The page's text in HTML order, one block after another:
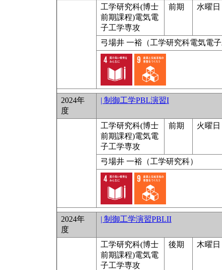
工学研究科(博士
前期課程)電気電
子工学専攻
前期 水曜日
弓場井 一裕（工学研究科電気電
2024年
度
| 制御工学PBL演習I
工学研究科(博士
前期課程)電気電
子工学専攻
前期 火曜日
弓場井 一裕（工学研究科）
2024年
度
| 制御工学演習PBLII
工学研究科(博士
前期課程)電気電
子工学専攻
後期 木曜日